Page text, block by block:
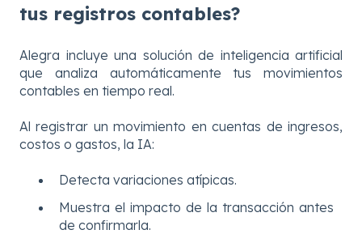
tus registros contables?
Alegra incluye una solución de inteligencia artificial
que analiza automáticamente tus movimientos
contables en tiempo real.
Al registrar un movimiento en cuentas de ingresos,
costos o gastos, la IA:
Detecta variaciones atípicas.
Muestra el impacto de la transacción antes
de confirmarla.